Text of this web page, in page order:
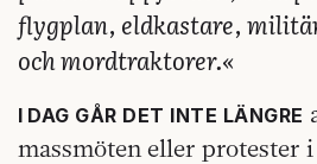
flygplan, eldkastare,
och mordtraktorer.«
I DAG GÅR DET INTE LÄNGRE
massmöten eller protester